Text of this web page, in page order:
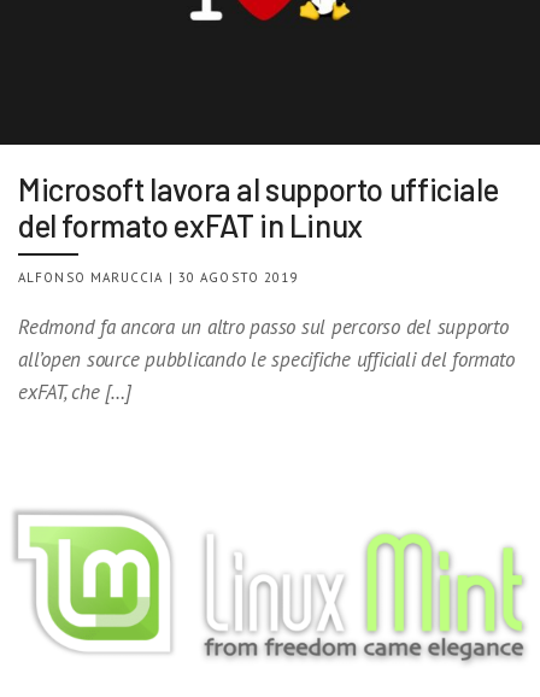
Microsoft lavora al supporto ufficiale
del formato exFAT in Linux
ALFONSO MARUCCIA | 30 AGOSTO 2019
Redmond fa ancora un altro passo sul percorso del supporto
all’open source pubblicando le specifiche ufficiali del formato
exFAT, che […]